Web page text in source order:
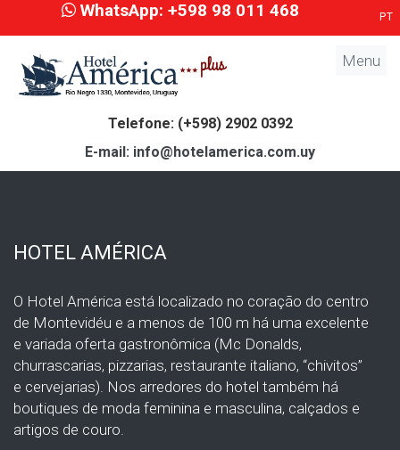
PT
WhatsApp: +598 98 011 468
Menu
Telefone: (+598) 2902 0392
E-mail: info@hotelamerica.com.uy
HOTEL AMÉRICA
O Hotel América está localizado no coração do centro
de Montevidéu e a menos de 100 m há uma excelente
e variada oferta gastronômica (Mc Donalds,
churrascarias, pizzarias, restaurante italiano, “chivitos”
e cervejarias). Nos arredores do hotel também há
boutiques de moda feminina e masculina, calçados e
artigos de couro.